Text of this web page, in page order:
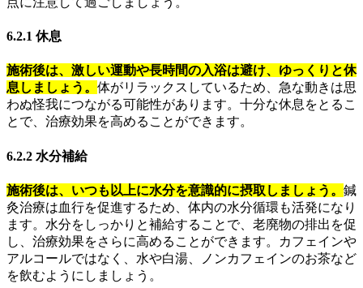
6.2.1 休息
施術後は、激しい運動や長時間の入浴は避け、ゆっくりと休
息しましょう。 体がリラックスしているため、急な動きは思
わぬ怪我につながる可能性があります。十分な休息をとるこ
とで、治療効果を高めることができます。
6.2.2 水分補給
施術後は、いつも以上に水分を意識的に摂取しましょう。 鍼
灸治療は血行を促進するため、体内の水分循環も活発になり
ます。水分をしっかりと補給することで、老廃物の排出を促
し、治療効果をさらに高めることができます。カフェインや
アルコールではなく、水や白湯、ノンカフェインのお茶など
を飲むようにしましょう。